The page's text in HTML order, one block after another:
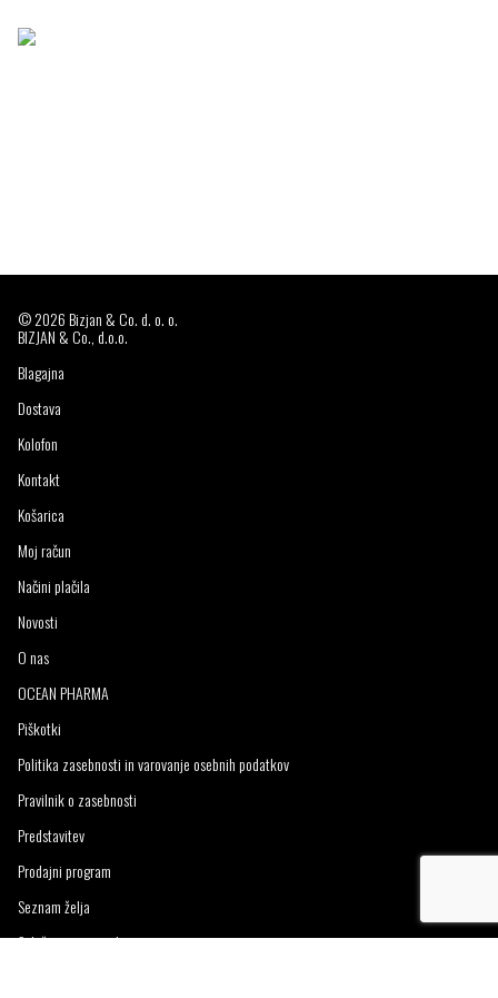
© 2026 Bizjan & Co. d. o. o.
BIZJAN & Co., d.o.o.
Blagajna
Dostava
Kolofon
Kontakt
Košarica
Moj račun
Načini plačila
Novosti
O nas
OCEAN PHARMA
Piškotki
Politika zasebnosti in varovanje osebnih podatkov
Pravilnik o zasebnosti
Predstavitev
Prodajni program
Seznam želja
Splošni pogoji poslovanja